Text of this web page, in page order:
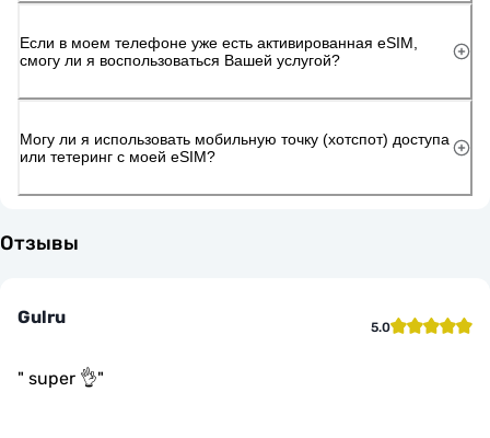
Если в моем телефоне уже есть активированная eSIM,
смогу ли я воспользоваться Вашей услугой?
Могу ли я использовать мобильную точку (хотспот) доступа
или тетеринг с моей eSIM?
Отзывы
Gulru 5.0
" super 👌"